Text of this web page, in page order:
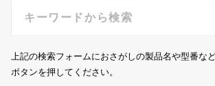
上記の検索フォームにおさがしの製品名や型番な
ボタンを押してください。